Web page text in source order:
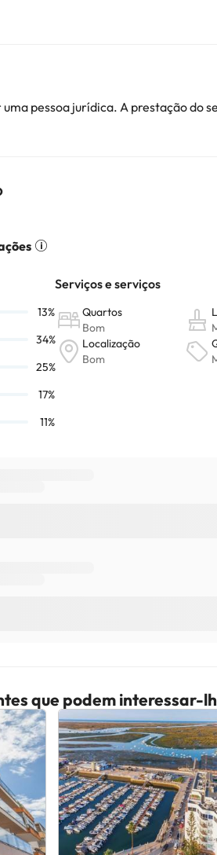
alojamento. Se tiver alguma dúvida,
pessoa jurídica. A prestação do
que podem interessar-